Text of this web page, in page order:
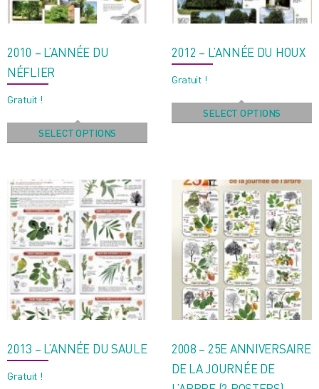
2010 – L’ANNÉE DU
NÉFLIER
Gratuit !
SELECT OPTIONS
2012 – L’ANNÉE DU HOUX
Gratuit !
SELECT OPTIONS
2013 – L’ANNÉE DU SAULE
Gratuit !
2008 – 25E ANNIVERSAIRE
DE LA JOURNÉE DE